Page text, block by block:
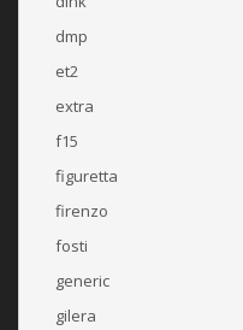
dmp
et2
extra
f15
figuretta
firenzo
fosti
generic
gilera